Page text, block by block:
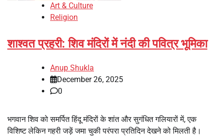
Art & Culture
Religion
शाश्वत प्रहरी: शिव मंदिरों में नंदी की पवित्र भूमिका
Anup Shukla
December 26, 2025
0
भगवान शिव को समर्पित हिंदू मंदिरों के शांत और सुगंधित गलियारों में, एक
विशिष्ट लेकिन गहरी जड़ें जमा चुकी परंपरा प्रतिदिन देखने को मिलती है।